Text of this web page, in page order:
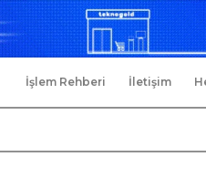
İşlem Rehberi İletişim